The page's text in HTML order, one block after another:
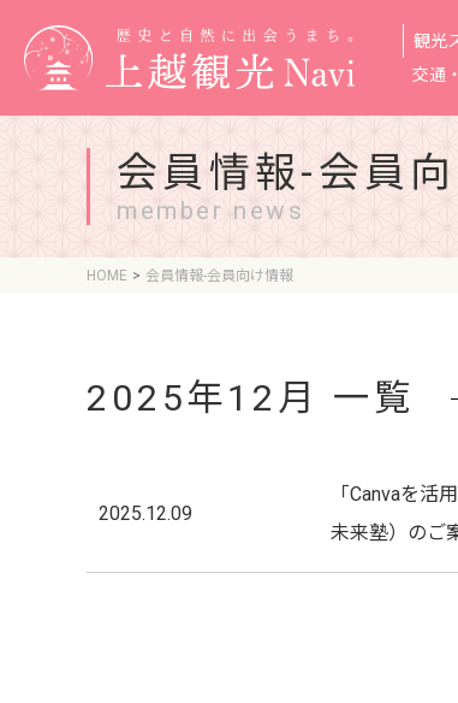
観光
交通
会員情報-会員
member news
HOME 会員情報-会員向け情報
2025年12月 一覧
2025.12.09
「Canvaを
未来塾）のご